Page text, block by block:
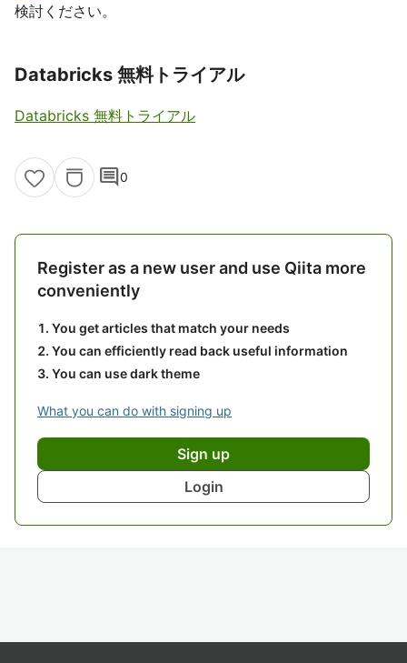
検討ください。
Databricks 無料トライアル
Databricks 無料トライアル
comment0
Register as a new user and use Qiita more
conveniently
You get articles that match your needs
You can efficiently read back useful information
You can use dark theme
What you can do with signing up
Sign up
Login